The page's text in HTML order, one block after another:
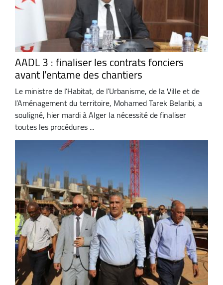
AADL 3 : finaliser les contrats fonciers
avant l’entame des chantiers
Le ministre de l’Habitat, de l’Urbanisme, de la Ville et de
l’Aménagement du territoire, Mohamed Tarek Belaribi, a
souligné, hier mardi à Alger la nécessité de finaliser
toutes les procédures ...